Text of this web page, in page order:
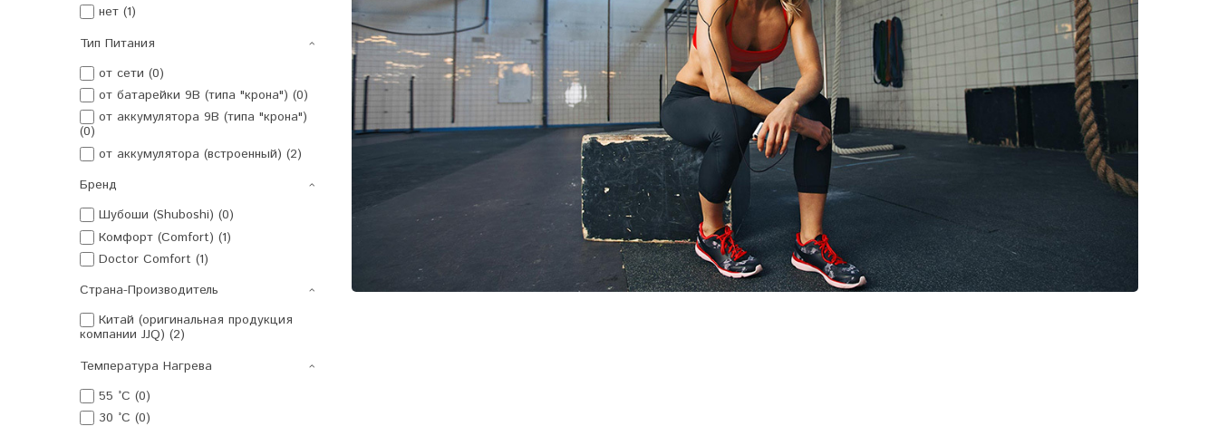
нет (1)
Тип Питания
от сети (0)
от батарейки 9В (типа "крона") (0)
от аккумулятора 9В (типа "крона")
(0)
от аккумулятора (встроенный) (2)
Бренд
Шубоши (Shuboshi) (0)
Комфорт (Comfort) (1)
Doctor Comfort (1)
Страна-Производитель
Китай (оригинальная продукция
компании JJQ) (2)
Температура Нагрева
55 °C (0)
30 °C (0)